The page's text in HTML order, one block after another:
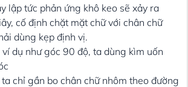
lập tức phản ứng khô keo sẽ xảy ra
cố định chặt mặt chữ với chân chữ
dùng kẹp định vị.
dụ như góc 90 độ, ta dùng kìm uốn
chỉ gần bo chân chữ nhôm theo đường